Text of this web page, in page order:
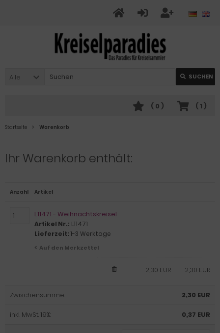
Alle SUCHEN
( 1 )
( 0 )
Startseite Warenkorb
Ihr Warenkorb enthält:
Anzahl Artikel
L11471 - Weihnachtskreisel
Artikel Nr.: L11471
Lieferzeit: 1-3 Werktage
Auf den Merkzettel
2,30 EUR
2,30 EUR
Zwischensumme: 2,30 EUR
inkl. MwSt. 19%: 0,37 EUR